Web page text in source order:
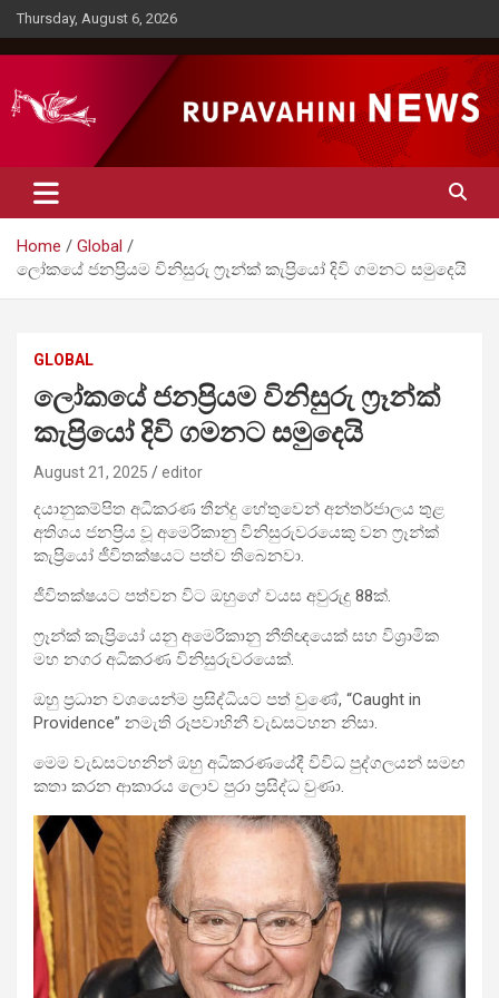
Skip
to
content
Thursday, August 6, 2026
Rupavahini News
Home
Global
ලෝකයේ ජනප්‍රියම විනිසුරු ෆ්‍රෑන්ක් කැප්‍රියෝ දිවි ගමනට සමුදෙයි
GLOBAL
ලෝකයේ ජනප්‍රියම විනිසුරු ෆ්‍රෑන්ක්
කැප්‍රියෝ දිවි ගමනට සමුදෙයි
August 21, 2025 editor
දයානුකම්පිත අධිකරණ තීන්දු හේතුවෙන් අන්තර්ජාලය තුළ
අතිශය ජනප්‍රිය වූ අමෙරිකානු විනිසුරුවරයෙකු වන ෆ්‍රෑන්ක්
කැප්‍රියෝ ජීවිතක්ෂයට පත්ව තිබෙනවා.
ජීවිතක්ෂයට පත්වන විට ඔහුගේ වයස අවුරුදු 88ක්.
ෆ්‍රෑන්ක් කැප්‍රියෝ යනු අමෙරිකානු නීතිඥයෙක් සහ විශ්‍රාමික
මහ නගර අධිකරණ විනිසුරුවරයෙක්.
ඔහු ප්‍රධාන වශයෙන්ම ප්‍රසිද්ධියට පත් වුණේ, “Caught in
Providence” නමැති රූපවාහිනී වැඩසටහන නිසා.
මෙම වැඩසටහනින් ඔහු අධිකරණයේදී විවිධ පුද්ගලයන් සමඟ
කතා කරන ආකාරය ලොව පුරා ප්‍රසිද්ධ වුණා.